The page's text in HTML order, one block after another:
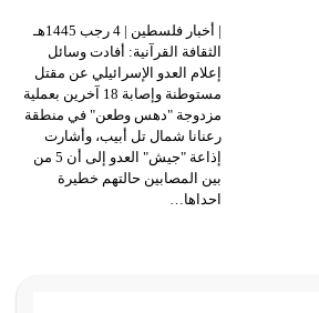
| أخبار فلسطين | 4 رجب 1445هـ
الثقافة القرآنية: أفادت وسائل
إعلام العدو الإسرائيلي عن مقتل
مستوطنة وإصابة 18 آخرين بعملية
مزدوجة "دهس وطعن" في منطقة
رعنانا شمال تل أبيب، وأشارت
إذاعة "جيش" العدو إلى أن 5 من
بين المصابين حالتهم خطيرة
احداها…